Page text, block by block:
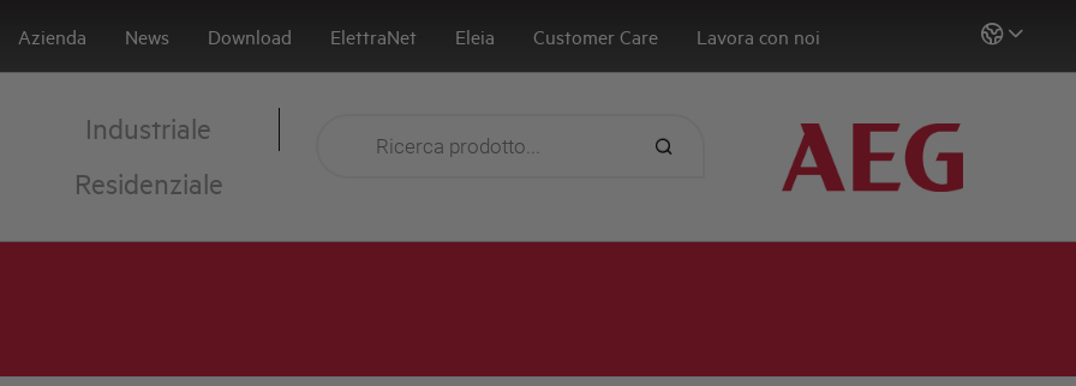
Azienda News Download ElettraNet Eleia Customer Care Lavora con noi
Industriale
Residenziale